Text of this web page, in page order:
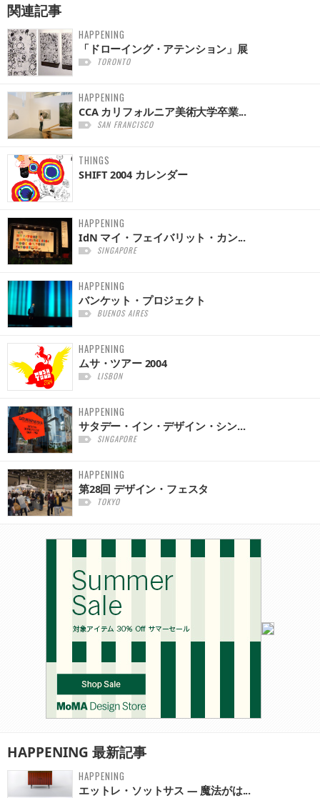
関連記事
HAPPENING
「ドローイング・アテンション」展
TORONTO
HAPPENING
CCA カリフォルニア美術大学卒業...
SAN FRANCISCO
THINGS
SHIFT 2004 カレンダー
HAPPENING
IdN マイ・フェイバリット・カン...
SINGAPORE
HAPPENING
バンケット・プロジェクト
BUENOS AIRES
HAPPENING
ムサ・ツアー 2004
LISBON
HAPPENING
サタデー・イン・デザイン・シン...
SINGAPORE
HAPPENING
第28回 デザイン・フェスタ
TOKYO
HAPPENING 最新記事
HAPPENING
エットレ・ソットサス — 魔法がは...